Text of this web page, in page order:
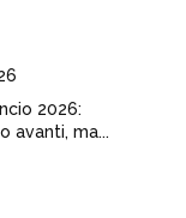
2026:
avanti, ma...